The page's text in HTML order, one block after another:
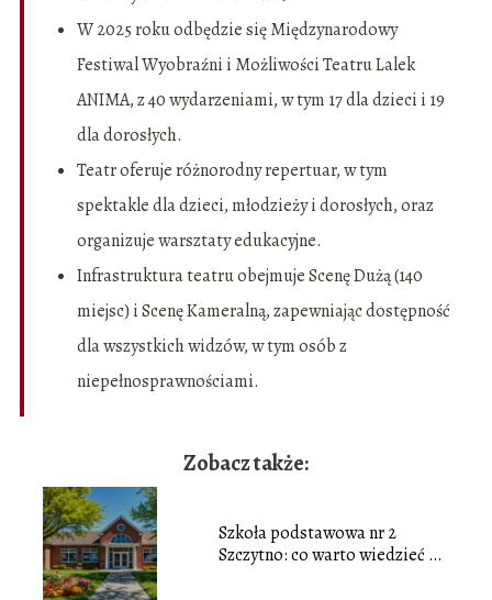
W 2025 roku odbędzie się Międzynarodowy
Festiwal Wyobraźni i Możliwości Teatru Lalek
ANIMA, z 40 wydarzeniami, w tym 17 dla dzieci i 19
dla dorosłych.
Teatr oferuje różnorodny repertuar, w tym
spektakle dla dzieci, młodzieży i dorosłych, oraz
organizuje warsztaty edukacyjne.
Infrastruktura teatru obejmuje Scenę Dużą (140
miejsc) i Scenę Kameralną, zapewniając dostępność
dla wszystkich widzów, w tym osób z
niepełnosprawnościami.
Zobacz także:
Szkoła podstawowa nr 2
Szczytno: co warto wiedzieć o